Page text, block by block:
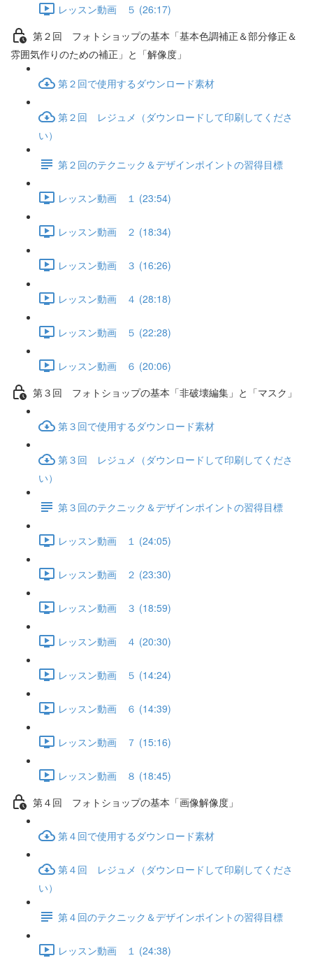
レッスン動画 ５ (26:17)
第２回 フォトショップの基本「基本色調補正＆部分修正＆
雰囲気作りのための補正」と「解像度」
第２回で使用するダウンロード素材
第２回 レジュメ（ダウンロードして印刷してくださ
い）
第２回のテクニック＆デザインポイントの習得目標
レッスン動画 １ (23:54)
レッスン動画 ２ (18:34)
レッスン動画 ３ (16:26)
レッスン動画 ４ (28:18)
レッスン動画 ５ (22:28)
レッスン動画 ６ (20:06)
第３回 フォトショップの基本「非破壊編集」と「マスク」
第３回で使用するダウンロード素材
第３回 レジュメ（ダウンロードして印刷してくださ
い）
第３回のテクニック＆デザインポイントの習得目標
レッスン動画 １ (24:05)
レッスン動画 ２ (23:30)
レッスン動画 ３ (18:59)
レッスン動画 ４ (20:30)
レッスン動画 ５ (14:24)
レッスン動画 ６ (14:39)
レッスン動画 ７ (15:16)
レッスン動画 ８ (18:45)
第４回 フォトショップの基本「画像解像度」
第４回で使用するダウンロード素材
第４回 レジュメ（ダウンロードして印刷してくださ
い）
第４回のテクニック＆デザインポイントの習得目標
レッスン動画 １ (24:38)